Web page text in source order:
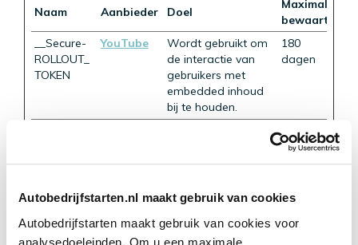
Autobedrijfstarten.nl maakt gebruik van cookies
Autobedrijfstarten maakt gebruik van cookies voor
analysedoeleinden. Om u een maximale
Naam Aanbieder Doel
Maximale
__Secure-
ROLLOUT_
TOKEN
YouTube
Wordt gebruikt om
de interactie van
gebruikers met
embedded inhoud
bij te houden.
180
dagen
videospeler van de
ingesloten YouTube-
Sessie
__Secure-
YouTube
Wordt gebruikt om